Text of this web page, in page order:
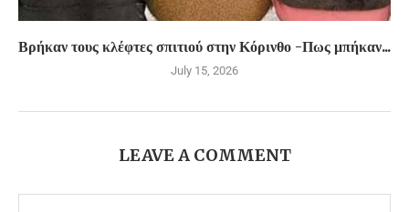
Βρήκαν τους κλέφτες σπιτιού στην Κόρινθο -Πως μπήκαν...
July 15, 2026
LEAVE A COMMENT